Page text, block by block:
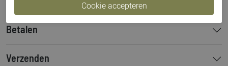
Betalen
Verzenden